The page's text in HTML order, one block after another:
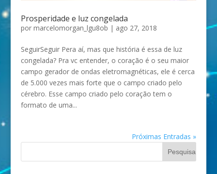
Prosperidade e luz congelada
por marcelomorgan_lgu8ob | ago 27, 2018
SeguirSeguir Pera aí, mas que história é essa de luz
congelada? Pra vc entender, o coração é o seu maior
campo gerador de ondas eletromagnéticas, ele é cerca
de 5.000 vezes mais forte que o campo criado pelo
cérebro. Esse campo criado pelo coração tem o
formato de uma...
Próximas Entradas »